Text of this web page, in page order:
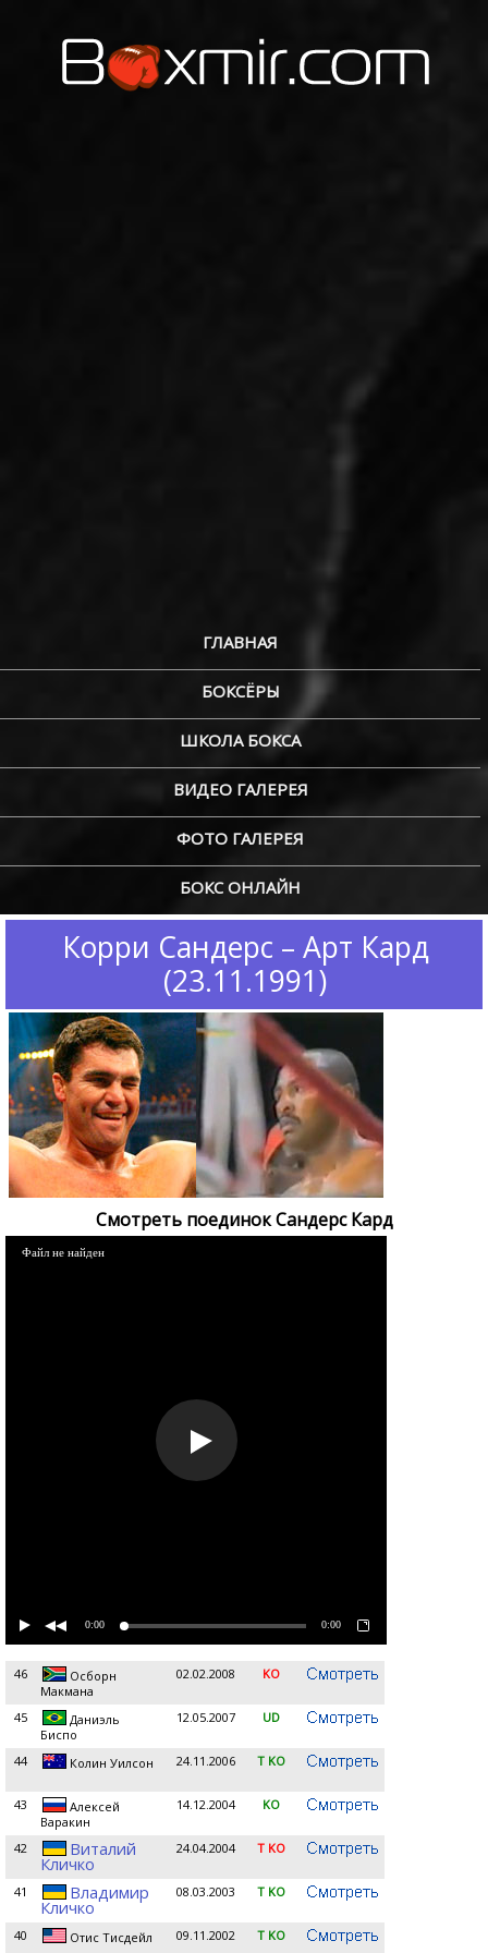
ГЛАВНАЯ
БОКСЁРЫ
ШКОЛА БОКСА
ВИДЕО ГАЛЕРЕЯ
ФОТО ГАЛЕРЕЯ
БОКС ОНЛАЙН
Корри Сандерс – Арт Кард
(23.11.1991)
Смотреть поединок Сандерс Кард
Файл не найден
0:00 0:00
46
Осборн
Maкмана
02.02.2008 KO
45
Даниэль
Биспо
12.05.2007 UD
44 Колин Уилсон 24.11.2006 T KO
43
Алексей
Варакин
14.12.2004 KO
42 Виталий
Кличко
24.04.2004 T KO
41 Владимир
Кличко
08.03.2003 T KO
40 Отис Тисдейл 09.11.2002 T KO